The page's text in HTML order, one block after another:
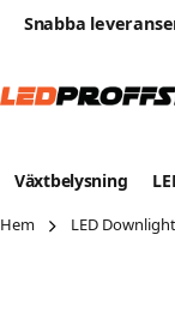
Snabba
Växtbelysning
Hem LED